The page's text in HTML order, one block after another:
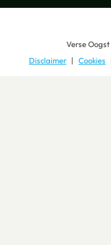
Verse Oogst
Disclaimer
Cookies